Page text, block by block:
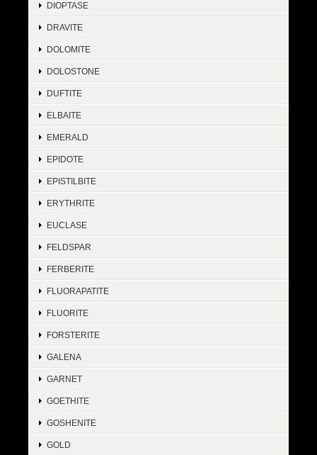
DIOPTASE
DRAVITE
DOLOMITE
DOLOSTONE
DUFTITE
ELBAITE
EMERALD
EPIDOTE
EPISTILBITE
ERYTHRITE
EUCLASE
FELDSPAR
FERBERITE
FLUORAPATITE
FLUORITE
FORSTERITE
GALENA
GARNET
GOETHITE
GOSHENITE
GOLD